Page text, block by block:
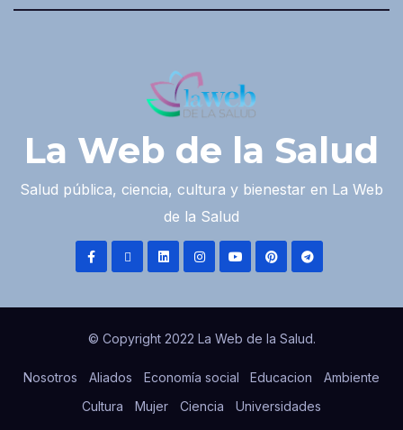
La Web de la Salud
Salud pública, ciencia, cultura y bienestar en La Web
de la Salud
© Copyright 2022 La Web de la Salud.
Nosotros Aliados Economía social Educacion
Ambiente
Cultura
Mujer Ciencia
Universidades